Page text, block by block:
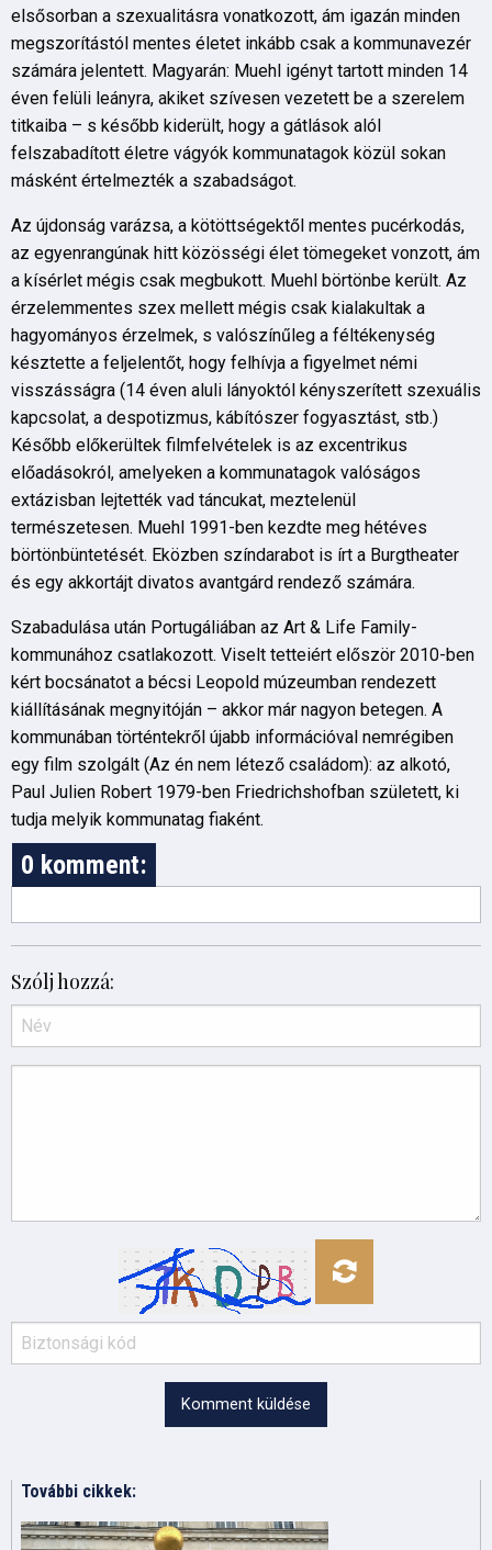
elsősorban a szexualitásra vonatkozott, ám igazán minden
megszorítástól mentes életet inkább csak a kommunavezér
számára jelentett. Magyarán: Muehl igényt tartott minden 14
éven felüli leányra, akiket szívesen vezetett be a szerelem
titkaiba – s később kiderült, hogy a gátlások alól
felszabadított életre vágyók kommunatagok közül sokan
másként értelmezték a szabadságot.
Az újdonság varázsa, a kötöttségektől mentes pucérkodás,
az egyenrangúnak hitt közösségi élet tömegeket vonzott, ám
a kísérlet mégis csak megbukott. Muehl börtönbe került. Az
érzelemmentes szex mellett mégis csak kialakultak a
hagyományos érzelmek, s valószínűleg a féltékenység
késztette a feljelentőt, hogy felhívja a figyelmet némi
visszásságra (14 éven aluli lányoktól kényszerített szexuális
kapcsolat, a despotizmus, kábítószer fogyasztást, stb.)
Később előkerültek filmfelvételek is az excentrikus
előadásokról, amelyeken a kommunatagok valóságos
extázisban lejtették vad táncukat, meztelenül
természetesen. Muehl 1991-ben kezdte meg hétéves
börtönbüntetését. Eközben színdarabot is írt a Burgtheater
és egy akkortájt divatos avantgárd rendező számára.
Szabadulása után Portugáliában az Art & Life Family-
kommunához csatlakozott. Viselt tetteiért először 2010-ben
kért bocsánatot a bécsi Leopold múzeumban rendezett
kiállításának megnyitóján – akkor már nagyon betegen. A
kommunában történtekről újabb információval nemrégiben
egy film szolgált (Az én nem létező családom): az alkotó,
Paul Julien Robert 1979-ben Friedrichshofban született, ki
tudja melyik kommunatag fiaként.
0 komment:
Szólj hozzá:
Komment küldése
További cikkek: